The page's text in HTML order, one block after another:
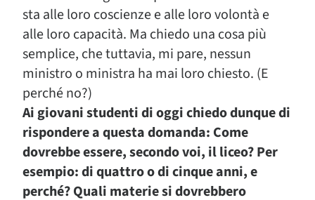
sta alle loro coscienze e alle loro volontà e
alle loro capacità. Ma chiedo una cosa più
semplice, che tuttavia, mi pare, nessun
ministro o ministra ha mai loro chiesto. (E
perché no?)
Ai giovani studenti di oggi chiedo dunque di
rispondere a questa domanda: Come
dovrebbe essere, secondo voi, il liceo? Per
esempio: di quattro o di cinque anni, e
perché? Quali materie si dovrebbero